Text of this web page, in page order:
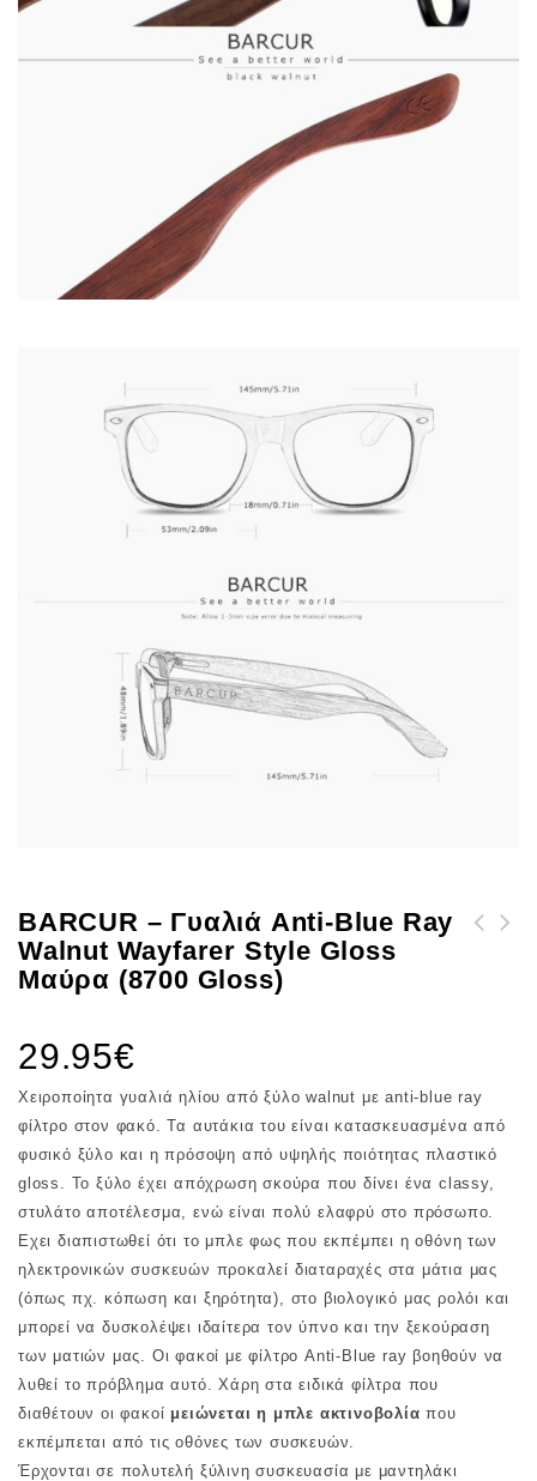
BARCUR – Γυαλιά Anti-Blue Ray
Walnut Wayfarer Style Gloss
Μαύρα (8700 Gloss)
29.95€
Χειροποίητα γυαλιά ηλίου από ξύλο walnut με anti-blue ray
φίλτρο στον φακό. Τα αυτάκια του είναι κατασκευασμένα από
φυσικό ξύλο και η πρόσοψη από υψηλής ποιότητας πλαστικό
gloss. Το ξύλο έχει απόχρωση σκούρα που δίνει ένα classy,
στυλάτο αποτέλεσμα, ενώ είναι πολύ ελαφρύ στο πρόσωπο.
Εχει διαπιστωθεί ότι το μπλε φως που εκπέμπει η οθόνη των
ηλεκτρονικών συσκευών προκαλεί διαταραχές στα μάτια μας
(όπως πχ. κόπωση και ξηρότητα), στο βιολογικό μας ρολόι και
μπορεί να δυσκολέψει ιδαίτερα τον ύπνο και την ξεκούραση
των ματιών μας. Οι φακοί με φίλτρο Anti-Blue ray βοηθούν να
λυθεί το πρόβλημα αυτό. Χάρη στα ειδικά φίλτρα που
διαθέτουν οι φακοί μειώνεται η μπλε ακτινοβολίαπου
εκπέμπεται από τις οθόνες των συσκευών.
Έρχονται σε πολυτελή ξύλινη συσκευασία με μαντηλάκι